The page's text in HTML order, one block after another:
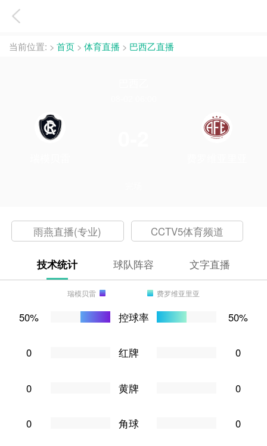
当前位置: > 首页 > 体育直播 > 巴西乙直播
雨燕直播(专业) CCTV5体育频道
技术统计 球队阵容 文字直播
瑞模贝雷 费罗维亚里亚
50% 控球率 50%
0 红牌 0
0 黄牌 0
0 角球 0